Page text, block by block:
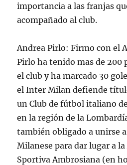
importancia a las franjas
acompañado al club.
Andrea Pirlo: Firmo con el
Pirlo ha tenido mas de 200
el club y ha marcado 30
el Inter Milan defiende
un Club de fútbol italiano
en la región de la
también obligado a unirse
Milanese para dar lugar a
Sportiva Ambrosiana (en